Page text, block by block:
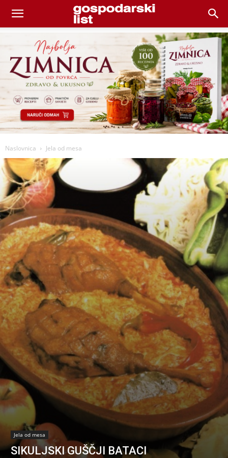
Naslovnica Jela od mesa
Jela od mesa
SIKULJSKI GUŠČJI BATACI